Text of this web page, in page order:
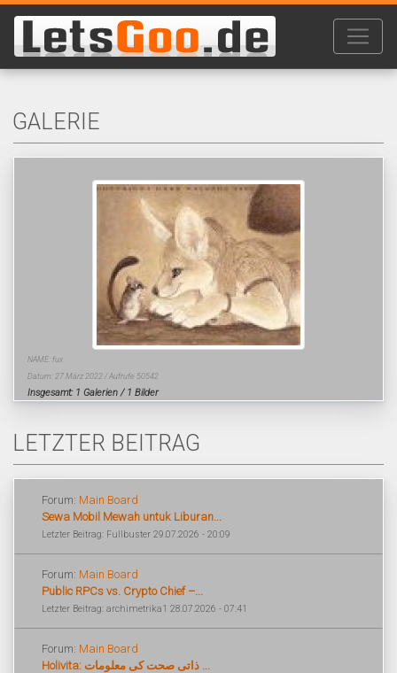
GALERIE
NAME: fux
Datum: 27.März 2022 / Aufrufe 50542
Insgesamt: 1 Galerien / 1 Bilder
LETZTER BEITRAG
Forum: Main Board
Sewa Mobil Mewah untuk Liburan...
Letzter Beitrag: Fullbuster 29.07.2026 - 20:09
Forum: Main Board
Public RPCs vs. Crypto Chief –...
Letzter Beitrag: archimetrika1 28.07.2026 - 07:41
Forum: Main Board
Holivita: ذاتی صحت کی معلومات ...